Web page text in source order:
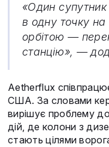
«Один
в одну точку
орбітою —
станцію», —
Aetherflux
США. За словами
вирішує проблему
дій, де колони з
стають цілями